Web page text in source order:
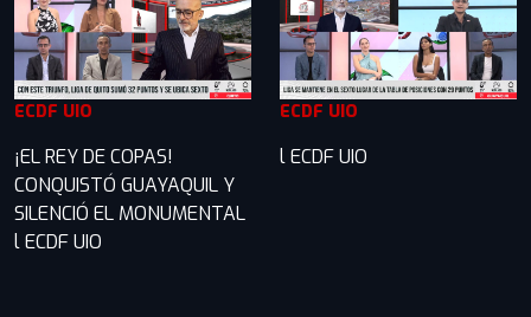
ECDF UIO
¡EL REY DE COPAS!
CONQUISTÓ GUAYAQUIL Y
SILENCIÓ EL MONUMENTAL
l ECDF UIO
ECDF UIO
l ECDF UIO